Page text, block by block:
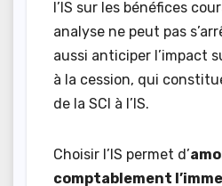
l’IS sur les bénéfices
analyse ne peut pas
aussi anticiper l’impact
à la cession, qui
de la SCI à l’IS.
Choisir l’IS permet d’
comptablement